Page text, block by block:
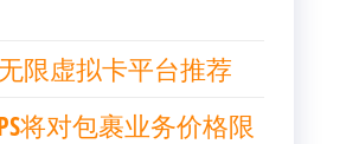
限虚拟卡平台推荐
将对包裹业务价格限